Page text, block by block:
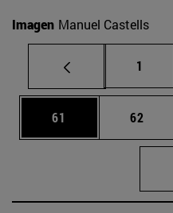
Imagen Manuel Castells
Página
1
Página
61 Página
62